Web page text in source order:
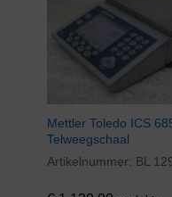
Mettler Toledo ICS
Telweegschaal
Artikelnummer: BL